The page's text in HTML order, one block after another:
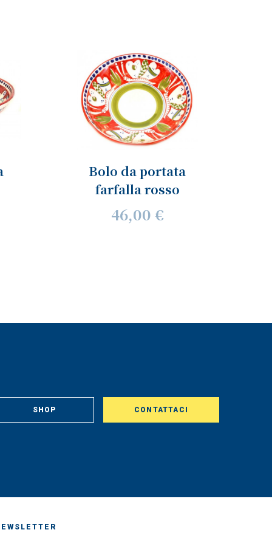
Bolo da portata
farfalla rosso
46,00 €
SHOP CONTATTACI